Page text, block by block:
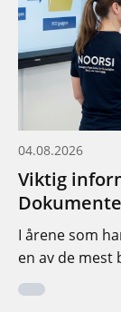
04.08.2026
Viktig
I årene som
en av de mest